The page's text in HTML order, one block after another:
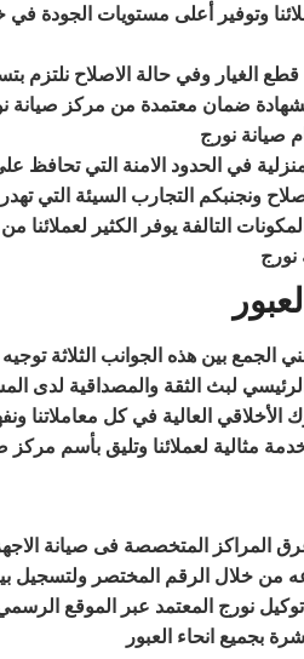
وتوفير أعلى مستويات الجودة
الغيار وفي حالة الاصلاح نلتزم
ضمان معتمدة من مركز صيانة
صيانة نورج
في الحدود الامنة التي تحافظ
ونجنبكم التجارب السيئة التي
التالفة يوفر الكثير لعملائنا من
الجمع بين هذه الجوانب الثلاثة
لبث الثقة والمصداقية لدى
العالية في كل معاملاتنا ونفهم
المراكز المتخصصة فى صيانة
خلال الرقم المختصر ولتسجيل
نورج المعتمد عبر الموقع
بجميع انحاء العبور